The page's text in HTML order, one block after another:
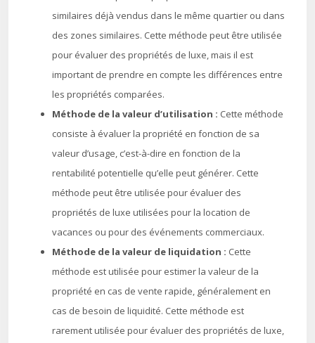
similaires déjà vendus dans le même quartier ou dans
des zones similaires. Cette méthode peut être utilisée
pour évaluer des propriétés de luxe, mais il est
important de prendre en compte les différences entre
les propriétés comparées.
Méthode de la valeur d’utilisation : Cette méthode
consiste à évaluer la propriété en fonction de sa
valeur d’usage, c’est-à-dire en fonction de la
rentabilité potentielle qu’elle peut générer. Cette
méthode peut être utilisée pour évaluer des
propriétés de luxe utilisées pour la location de
vacances ou pour des événements commerciaux.
Méthode de la valeur de liquidation : Cette
méthode est utilisée pour estimer la valeur de la
propriété en cas de vente rapide, généralement en
cas de besoin de liquidité. Cette méthode est
rarement utilisée pour évaluer des propriétés de luxe,